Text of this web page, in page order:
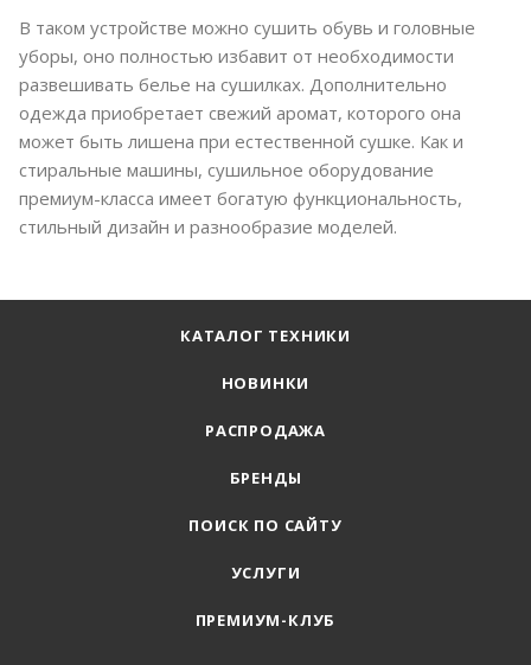
В таком устройстве можно сушить обувь и головные
уборы, оно полностью избавит от необходимости
развешивать белье на сушилках. Дополнительно
одежда приобретает свежий аромат, которого она
может быть лишена при естественной сушке. Как и
стиральные машины, сушильное оборудование
премиум-класса имеет богатую функциональность,
стильный дизайн и разнообразие моделей.
КАТАЛОГ ТЕХНИКИ
НОВИНКИ
РАСПРОДАЖА
БРЕНДЫ
ПОИСК ПО САЙТУ
УСЛУГИ
ПРЕМИУМ-КЛУБ